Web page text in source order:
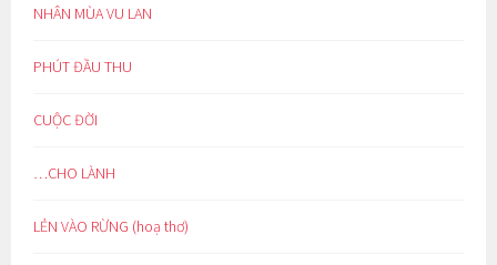
NHÂN MÙA VU LAN
PHÚT ĐẦU THU
CUỘC ĐỜI
…CHO LÀNH
LẺN VÀO RỪNG (hoạ thơ)